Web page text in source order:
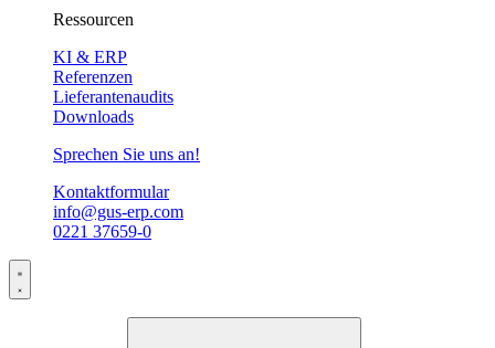
Ressourcen
KI & ERP
Referenzen
Lieferantenaudits
Downloads
Sprechen Sie uns an!
Kontaktformular
info@gus-erp.com
0221 37659-0